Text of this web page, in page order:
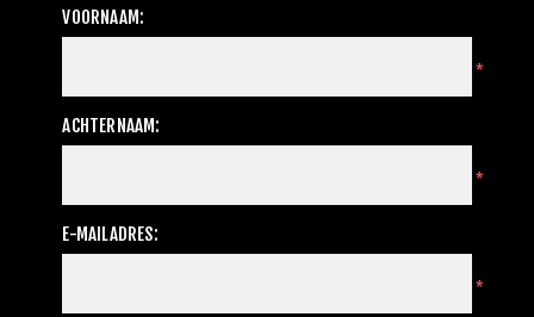
VOORNAAM:
*
ACHTERNAAM:
*
E-MAILADRES:
*